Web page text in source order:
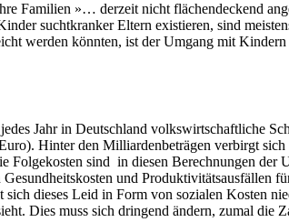
Familien »… derzeit nicht flächendeckend
suchtkranker Eltern existieren, sind
werden könnten, ist der Umgang mit
Jahr in Deutschland volkswirtschaftliche
Hinter den Milliardenbeträgen verbirgt
sind in diesen Berechnungen
und Produktivitätsausfällen
dieses Leid in Form von sozialen Kosten
Dies muss sich dringend ändern, zumal die